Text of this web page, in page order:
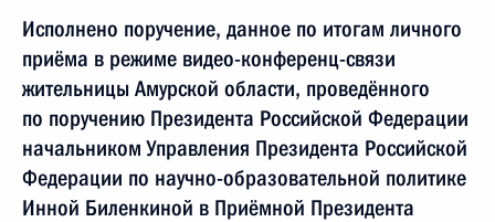
Исполнено поручение, данное по итогам личного
приёма в режиме видео-конференц-связи
жительницы Амурской области, проведённого
по поручению Президента Российской Федерации
начальником Управления Президента Российской
Федерации по научно-образовательной политике
Инной Биленкиной в Приёмной Президента